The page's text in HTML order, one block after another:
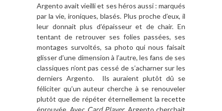
Argento avait vieilli et ses héros aussi : marqués
par la vie, ironiques, blasés. Plus proche d’eux, il
leur donnait plus d’épaisseur et de chair. En
tentant de retrouver ses folies passées, ses
montages survoltés, sa photo qui nous faisait
glisser d’une dimension à l’autre, les fans de ses
classiques n’ont pas cessé de s’acharner sur les
derniers Argento. Ils auraient plutôt dû se
féliciter qu’un auteur cherche à se renouveler
plutôt que de répéter éternellement la recette
éprouvée. Avec Card Player, Argento cherchait